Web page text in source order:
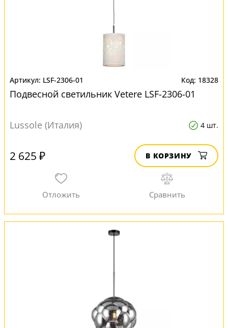
LSF-2306-01 18328
Подвесной светильник Vetere LSF-2306-01
Lussole (Италия) 4 шт.
2 625 ₽ В КОРЗИНУ